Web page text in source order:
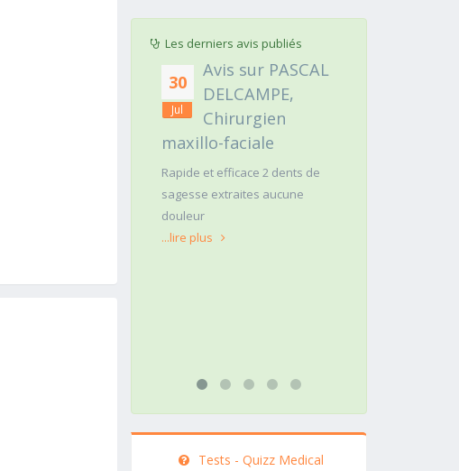
Les derniers avis publiés
Avis sur PASCAL
Rapide et efficace 2 dents de
sagesse extraites aucune
28
Avis sur ARNAUD
FAURIE, Médecin
Généraliste
Un médecin qui vous regarde
dans les yeux c'est
suffisamment rare pour être
Tests - Quizz Medical